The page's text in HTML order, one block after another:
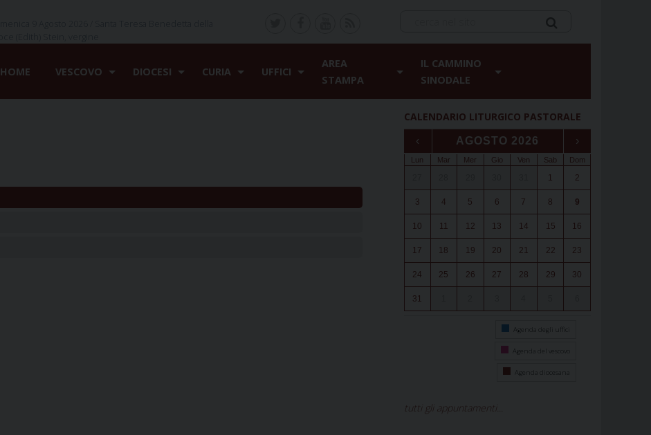
HOME VESCOVO DIOCESI CURIA UFFICI
AREA
STAMPA
IL CAMMINO
SINODALE
CALENDARIO LITURGICO PASTORALE
‹ AGOSTO 2026 ›
Lun Mar Mer Gio Ven Sab Dom
1 2
3 4 5 6 7 8 9
10 11 12 13 14 15 16
17 18 19 20 21 22 23
24 25 26 27 28 29 30
31
Agenda degli uffici
Agenda del vescovo
Agenda diocesana
tutti gli appuntamenti...